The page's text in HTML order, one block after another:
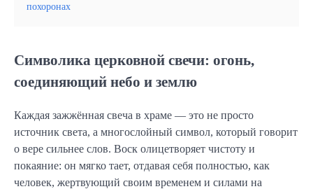
похоронах
Символика церковной свечи: огонь,
соединяющий небо и землю
Каждая зажжённая свеча в храме — это не просто
источник света, а многослойный символ, который говорит
о вере сильнее слов. Воск олицетворяет чистоту и
покаяние: он мягко тает, отдавая себя полностью, как
человек, жертвующий своим временем и силами на